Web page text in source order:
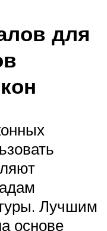
для
Лучшим
основе